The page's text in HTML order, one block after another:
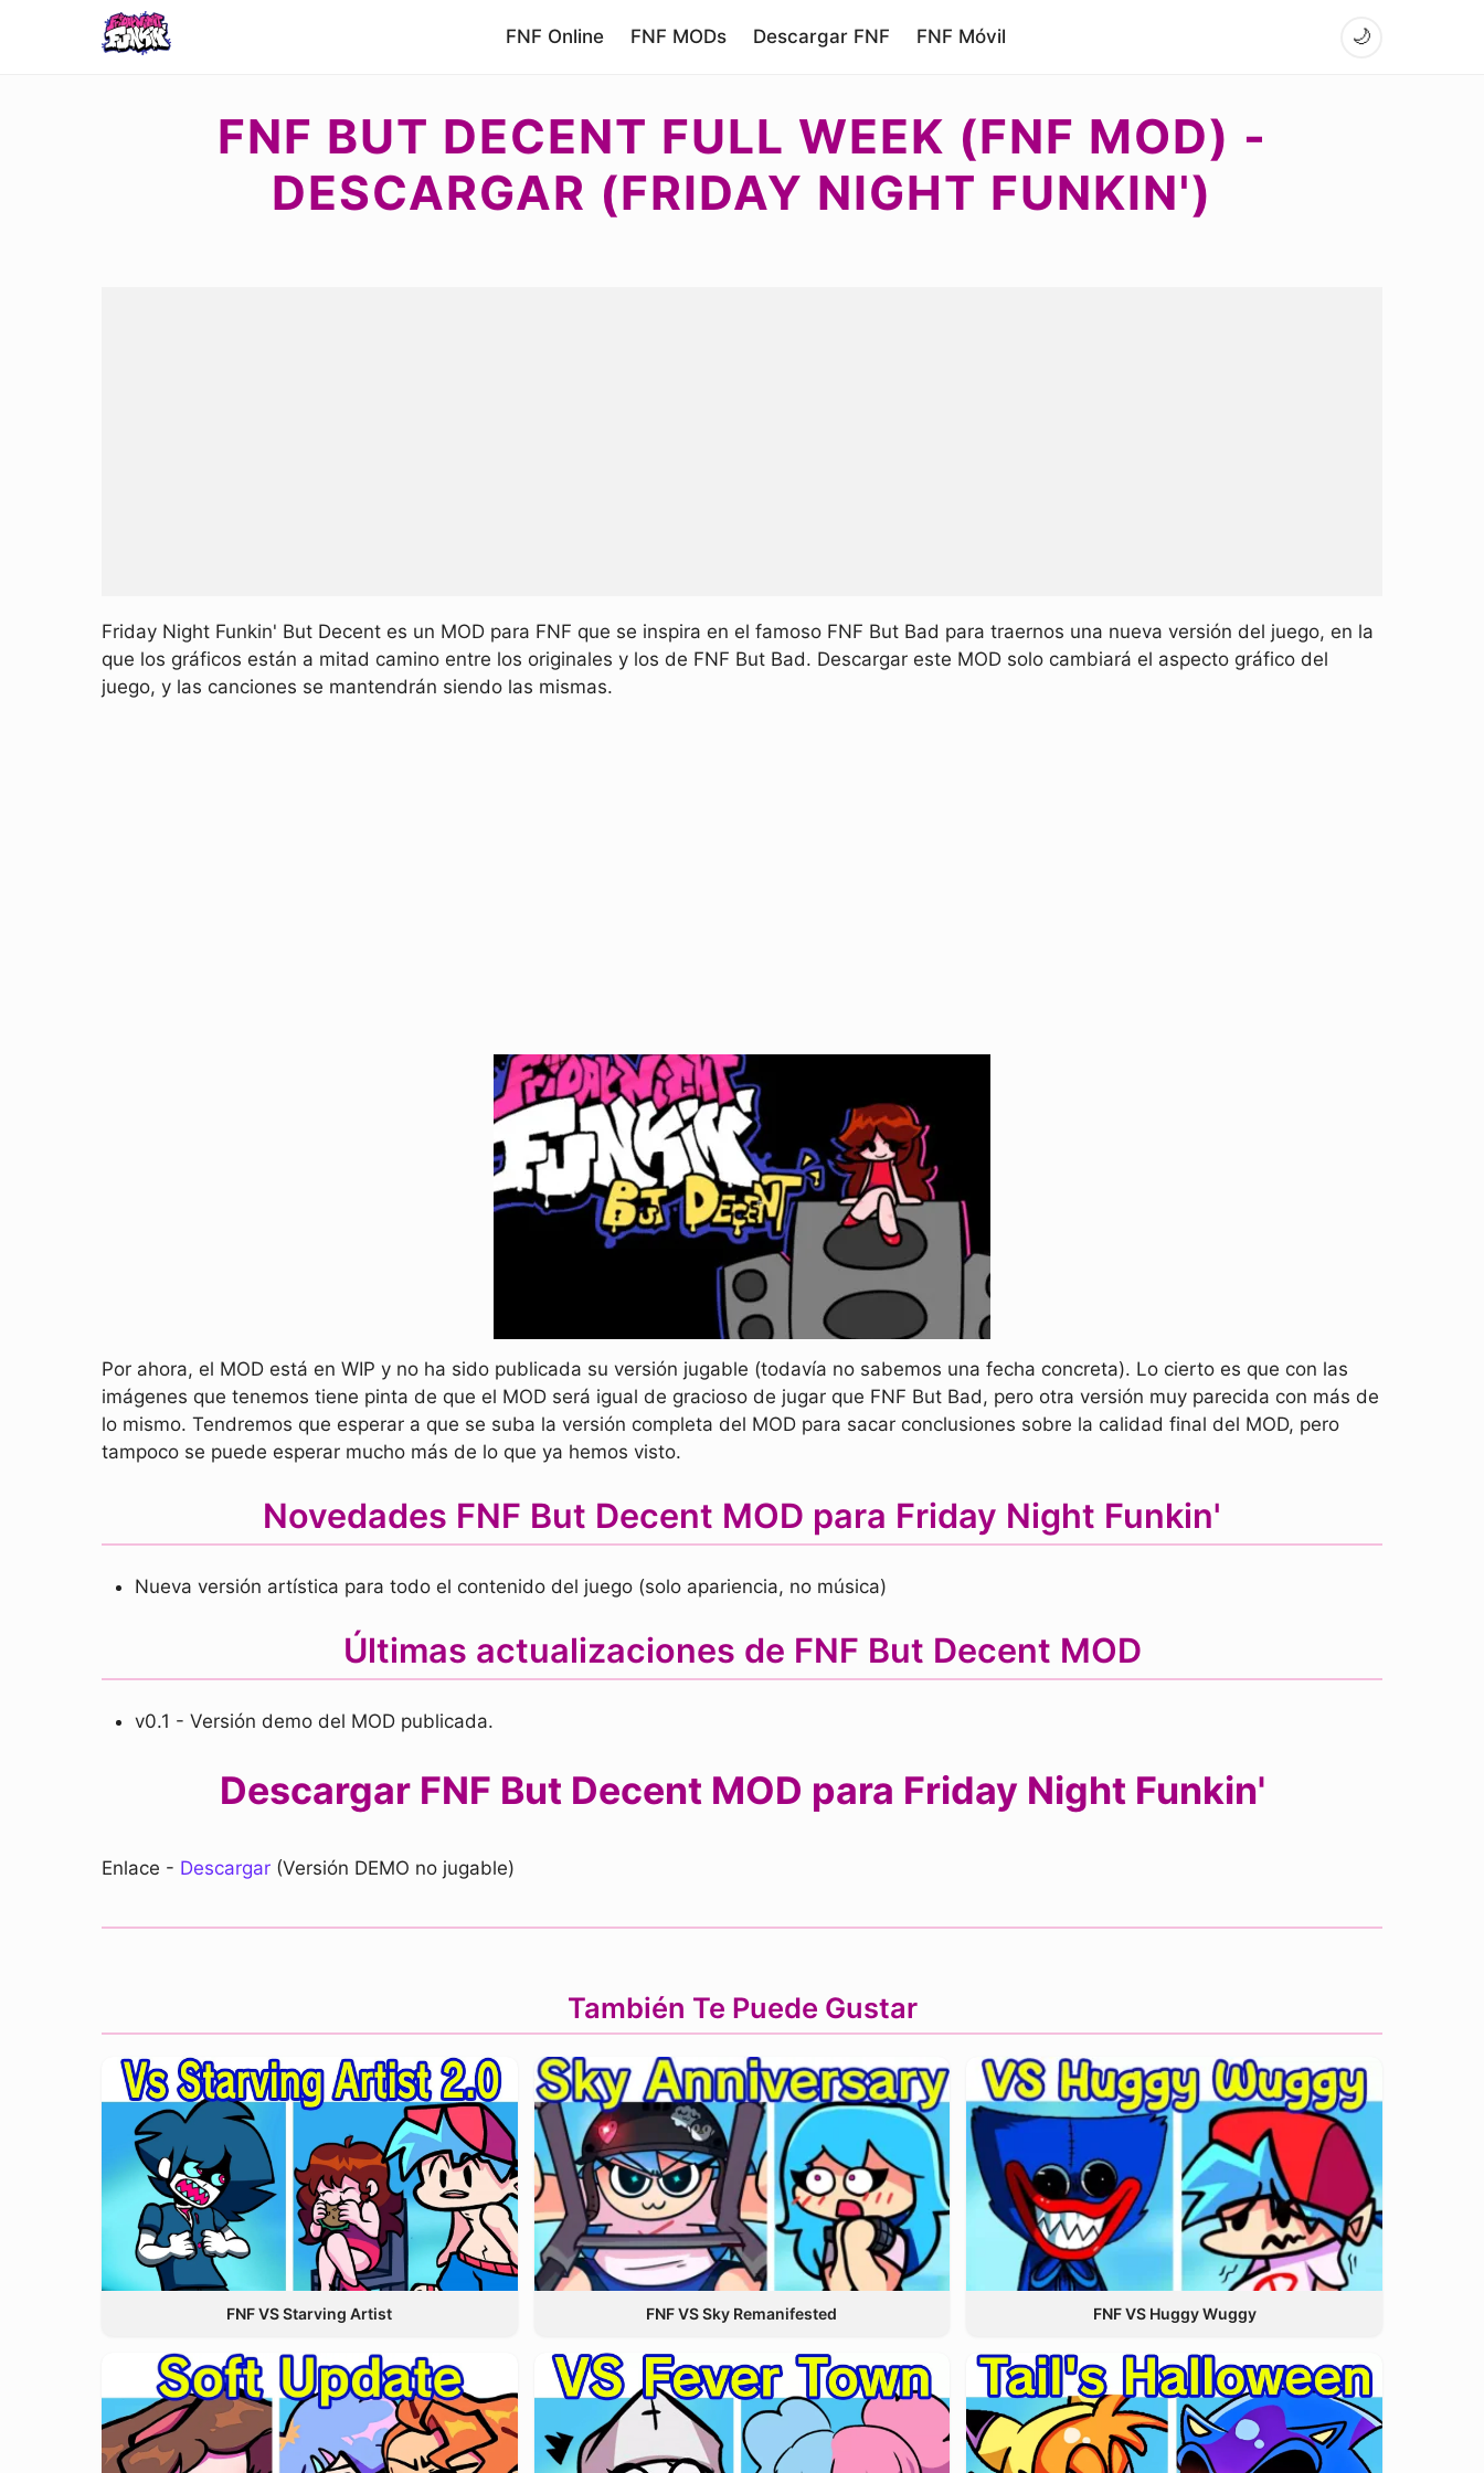
FNF Online FNF MODs Descargar FNF FNF Móvil 🌙
FNF BUT DECENT FULL WEEK (FNF MOD) -
DESCARGAR (FRIDAY NIGHT FUNKIN')
Friday Night Funkin' But Decent es un MOD para FNF que se inspira en el famoso FNF But Bad para traernos una nueva versión del juego, en la
que los gráficos están a mitad camino entre los originales y los de FNF But Bad. Descargar este MOD solo cambiará el aspecto gráfico del
juego, y las canciones se mantendrán siendo las mismas.
Por ahora, el MOD está en WIP y no ha sido publicada su versión jugable (todavía no sabemos una fecha concreta). Lo cierto es que con las
imágenes que tenemos tiene pinta de que el MOD será igual de gracioso de jugar que FNF But Bad, pero otra versión muy parecida con más de
lo mismo. Tendremos que esperar a que se suba la versión completa del MOD para sacar conclusiones sobre la calidad final del MOD, pero
tampoco se puede esperar mucho más de lo que ya hemos visto.
Novedades FNF But Decent MOD para Friday Night Funkin'
Nueva versión artística para todo el contenido del juego (solo apariencia, no música)
Últimas actualizaciones de FNF But Decent MOD
v0.1 - Versión demo del MOD publicada.
Descargar FNF But Decent MOD para Friday Night Funkin'
Enlace - Descargar (Versión DEMO no jugable)
También Te Puede Gustar
FNF VS Starving Artist FNF VS Sky Remanifested FNF VS Huggy Wuggy